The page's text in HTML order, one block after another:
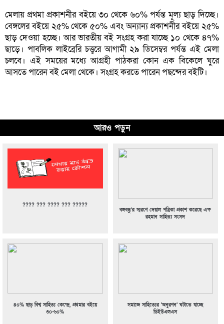
মেলায় প্রথমা প্রকাশনীর বইয়ে ৩০ থেকে ৬০% পর্যন্ত মূল্য ছাড় দিচ্ছে।
বেঙ্গলের বইয়ে ২৫% থেকে ৫০% এবং অন্যান্য প্রকাশনীর বইয়ে ২৫%
ছাড় দেওয়া হচ্ছে। আর ভারতীয় বই সংগ্রহ করা যাচ্ছে ১০ থেকে ৪৭%
ছাড়ে। পাবলিক লাইব্রেরি চত্ত্বরে আগামী ২৯ ডিসেম্বর পর্যন্ত এই মেলা
চলবে। এই সময়ের মধ্যে আগ্রহী পাঠকরা কোন এক বিকেলে ঘুরে
আসতে পারেন বই মেলা থেকে। সংগ্রহ করতে পারেন পছন্দের বইটি।
আরও পড়ুন
???? ??? ???? ??? ?????
বঙ্গবন্ধু’র স্মরণে দেয়াল পত্রিকা প্রকাশ করেছে এফ
রহমান সাহিত্য সংসদ
৪০% ছাড় বিশ্ব সাহিত্য কেন্দ্রে, প্রথমার বইয়ে
৩০-৬০%
সমাজে সাহিত্যের ‘অনুরণন’ ঘটাতে যাচ্ছে
ডিইউএলএস